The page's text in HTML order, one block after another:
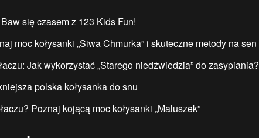
się czasem z 123 Kids Fun!
moc kołysanki „Siwa Chmurka” i skuteczne metody na sen
Jak wykorzystać „Starego niedźwiedzia” do zasypiania?
polska kołysanka do snu
Poznaj kojącą moc kołysanki „Maluszek”